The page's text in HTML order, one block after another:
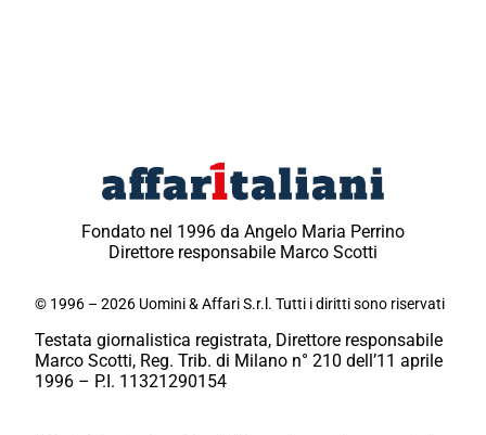
Fondato nel 1996 da Angelo Maria Perrino
Direttore responsabile Marco Scotti
© 1996 – 2026 Uomini & Affari S.r.l. Tutti i diritti sono riservati
Testata giornalistica registrata, Direttore responsabile
Marco Scotti, Reg. Trib. di Milano n° 210 dell’11 aprile
1996 – P.I. 11321290154